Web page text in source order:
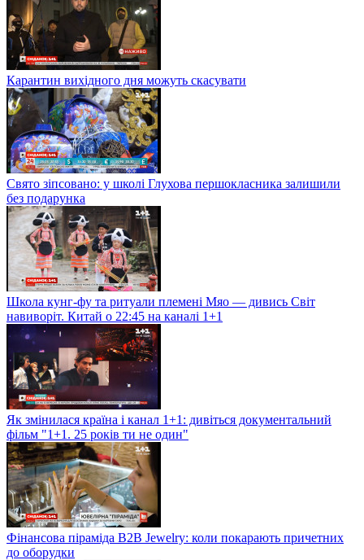
Карантин вихідного дня можуть скасувати
Свято зіпсовано: у школі Глухова першокласника залишили
без подарунка
Школа кунг-фу та ритуали племені Мяо — дивись Світ
навиворіт. Китай о 22:45 на каналі 1+1
Як змінилася країна і канал 1+1: дивіться документальний
фільм "1+1. 25 років ти не один"
Фінансова піраміда B2B Jewelry: коли покарають причетних
до оборудки